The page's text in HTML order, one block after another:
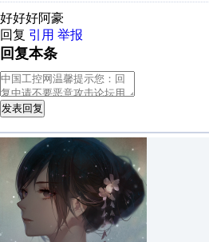
好好好阿豪
回复 引用 举报
回复本条
发表回复